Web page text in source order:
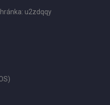
u2zdqqy